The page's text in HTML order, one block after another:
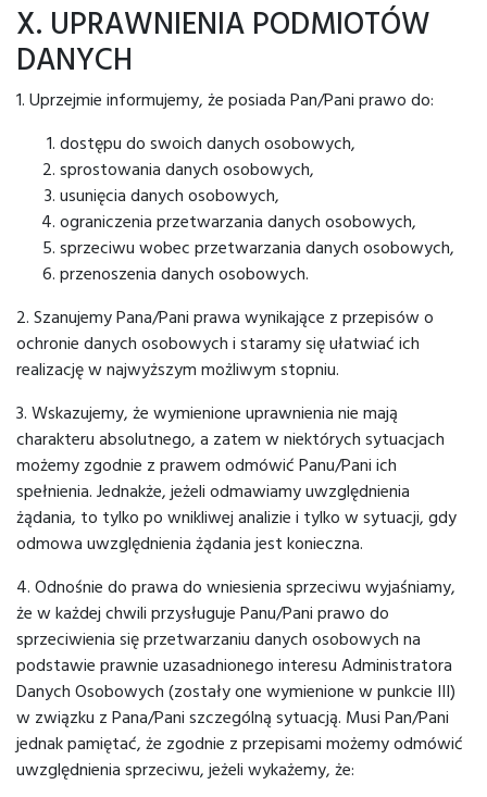
X. UPRAWNIENIA PODMIOTÓW
DANYCH
1. Uprzejmie informujemy, że posiada Pan/Pani prawo do:
dostępu do swoich danych osobowych,
sprostowania danych osobowych,
usunięcia danych osobowych,
ograniczenia przetwarzania danych osobowych,
sprzeciwu wobec przetwarzania danych osobowych,
przenoszenia danych osobowych.
2. Szanujemy Pana/Pani prawa wynikające z przepisów o
ochronie danych osobowych i staramy się ułatwiać ich
realizację w najwyższym możliwym stopniu.
3. Wskazujemy, że wymienione uprawnienia nie mają
charakteru absolutnego, a zatem w niektórych sytuacjach
możemy zgodnie z prawem odmówić Panu/Pani ich
spełnienia. Jednakże, jeżeli odmawiamy uwzględnienia
żądania, to tylko po wnikliwej analizie i tylko w sytuacji, gdy
odmowa uwzględnienia żądania jest konieczna.
4. Odnośnie do prawa do wniesienia sprzeciwu wyjaśniamy,
że w każdej chwili przysługuje Panu/Pani prawo do
sprzeciwienia się przetwarzaniu danych osobowych na
podstawie prawnie uzasadnionego interesu Administratora
Danych Osobowych (zostały one wymienione w punkcie III)
w związku z Pana/Pani szczególną sytuacją. Musi Pan/Pani
jednak pamiętać, że zgodnie z przepisami możemy odmówić
uwzględnienia sprzeciwu, jeżeli wykażemy, że: